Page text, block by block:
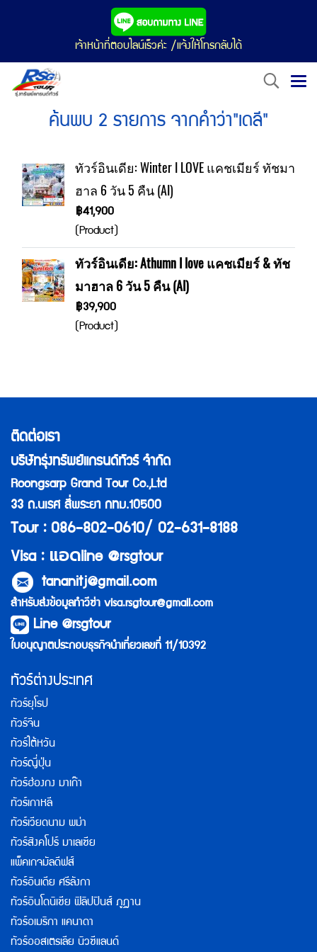
เจ้าหน้าที่ตอบไลน์เร็วค่ะ /แจ้งให้โทรกลับได้
ค้นพบ 2 รายการ จากคำว่า"เดลี"
ทัวร์อินเดีย: Winter I LOVE แคชเมียร์ ทัชมา
ฮาล 6 วัน 5 คืน (AI)
฿41,900
(Product)
ทัวร์อินเดีย: Athumn I love แคชเมียร์ & ทัช
มาฮาล 6 วัน 5 คืน (AI)
฿39,900
(Product)
ติดต่อเรา
บริษัทรุ่งทรัพย์แกรนด์ทัวร์ จำกัด
Roongsarp Grand Tour Co.,Ltd
33 ถ.นเรศ สี่พระยา กทม.10500
Tour : 086-802-0610/ 02-631-8188
Visa : แอดline @rsgtour
tananitj@gmail.com
สำหรับส่งข้อมูลทำวีซ่า visa.rsgtour@gmail.com
Line @rsgtour
ใบอนุญาตประกอบธุรกิจนำเที่ยวเลขที่ 11/10392
ทัวร์ต่างประเทศ
ทัวร์ยุโรป
ทัวร์จีน
ทัวร์ไต้หวัน
ทัวร์ญี่ปุ่น
ทัวร์ฮ่องกง มาเก๊า
ทัวร์เกาหลี
ทัวร์เวียดนาม พม่า
ทัวร์สิงคโปร์ มาเลเซีย
แพ็คเกจมัลดีฟส์
ทัวร์อินเดีย ศรีลังกา
ทัวร์อินโดนิเซีย ฟิลิปปินส์ ภูฏาน
ทัวร์อเมริกา แคนาดา
ทัวร์ออสเตรเลีย นิวซีแลนด์